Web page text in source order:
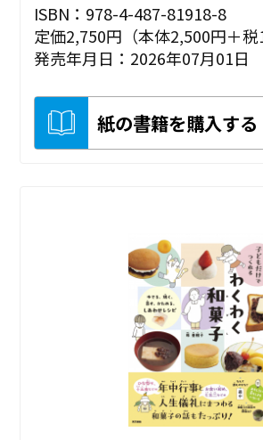
ISBN：978-4-487-81918-8
定価2,750円（本体2,500円＋税
発売年月日：2026年07月01日
紙の書籍を購入する